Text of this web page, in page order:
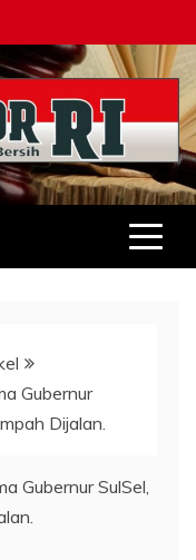
Gubernur
Dijalan.